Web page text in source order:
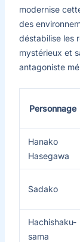
modernise
des
déstabilise les
mystérieux et
antagoniste
Personnage
Hanako
Hasegawa
Sadako
Hachishaku-
sama